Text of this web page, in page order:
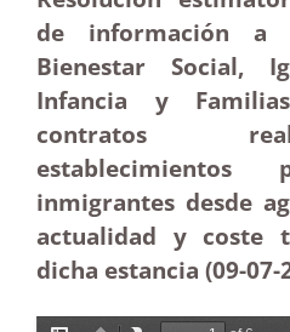
de información a
Bienestar Social,
Infancia y
contratos
inmigrantes desde
actualidad y coste
dicha estancia (09-07-